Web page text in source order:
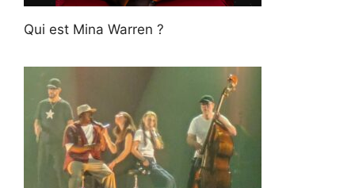
Qui est Mina Warren ?